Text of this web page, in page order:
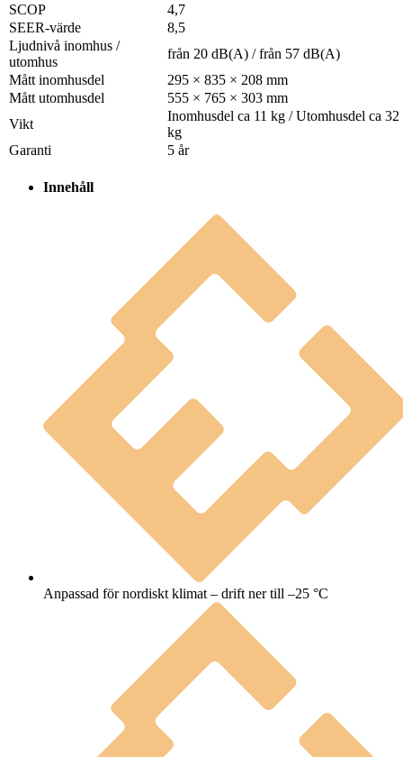
SCOP
4,7
SEER-värde
8,5
Ljudnivå inomhus /
utomhus
från 20 dB(A) / från 57 dB(A)
Mått inomhusdel
295 × 835 × 208 mm
Mått utomhusdel
555 × 765 × 303 mm
Vikt
Inomhusdel ca 11 kg / Utomhusdel ca 32
kg
Garanti
5 år
Innehåll
Anpassad för nordiskt klimat – drift ner till –25 °C